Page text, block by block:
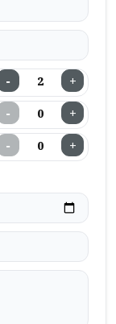
− +
− +
− +